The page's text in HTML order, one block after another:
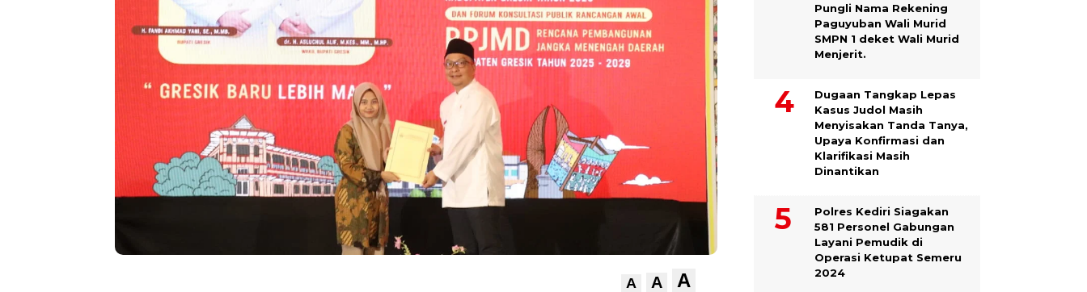
A A A
Pungli Nama Rekening
Paguyuban Wali Murid
SMPN 1 deket Wali Murid
Menjerit.
Dugaan Tangkap Lepas
Kasus Judol Masih
Menyisakan Tanda Tanya,
Upaya Konfirmasi dan
Klarifikasi Masih
Dinantikan
Polres Kediri Siagakan
581 Personel Gabungan
Layani Pemudik di
Operasi Ketupat Semeru
2024